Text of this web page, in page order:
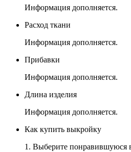
Информация дополняется.
Расход ткани
Информация дополняется.
Прибавки
Информация дополняется.
Длина изделия
Информация дополняется.
Как купить выкройку
1. Выберите понравившуюся